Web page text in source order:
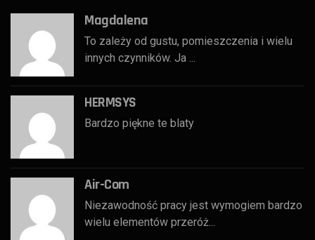
Magdalena
To zależy od gustu, pomieszczenia i wielu
innych czynników. Ja ...
HERMSYS
Bardzo piękne te blaty
Air-Com
Niezawodność pracy jest wymogiem bardzo
wielu elementów przeróż...